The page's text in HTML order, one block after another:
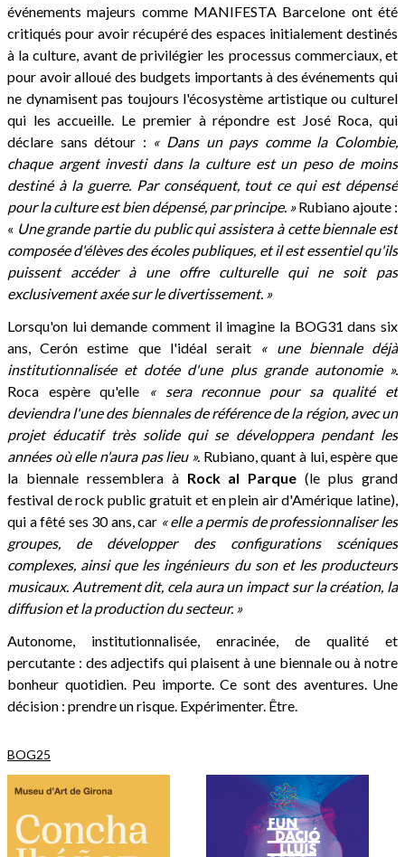
événements majeurs comme MANIFESTA Barcelone ont été
critiqués pour avoir récupéré des espaces initialement destinés
à la culture, avant de privilégier les processus commerciaux, et
pour avoir alloué des budgets importants à des événements qui
ne dynamisent pas toujours l'écosystème artistique ou culturel
qui les accueille. Le premier à répondre est José Roca, qui
déclare sans détour : « Dans un pays comme la Colombie,
chaque argent investi dans la culture est un peso de moins
destiné à la guerre. Par conséquent, tout ce qui est dépensé
pour la culture est bien dépensé, par principe. »Rubiano ajoute :
« Une grande partie du public qui assistera à cette biennale est
composée d'élèves des écoles publiques, et il est essentiel qu'ils
puissent accéder à une offre culturelle qui ne soit pas
exclusivement axée sur le divertissement. »
Lorsqu'on lui demande comment il imagine la BOG31 dans six
ans, Cerón estime que l'idéal serait « une biennale déjà
institutionnalisée et dotée d'une plus grande autonomie ».
Roca espère qu'elle
« sera reconnue pour sa qualité et
deviendra l'une des biennales de référence de la région, avec un
projet éducatif très solide qui se développera pendant les
années où elle n'aura pas lieu ». Rubiano, quant à lui, espère que
la biennale ressemblera à Rock al Parque (le plus grand
festival de rock public gratuit et en plein air d'Amérique latine),
qui a fêté ses 30 ans, car « elle a permis de professionnaliser les
groupes, de développer des configurations scéniques
complexes, ainsi que les ingénieurs du son et les producteurs
musicaux. Autrement dit, cela aura un impact sur la création, la
diffusion et la production du secteur. »
Autonome, institutionnalisée, enracinée, de qualité et
percutante : des adjectifs qui plaisent à une biennale ou à notre
bonheur quotidien. Peu importe. Ce sont des aventures. Une
décision : prendre un risque. Expérimenter. Être.
BOG25